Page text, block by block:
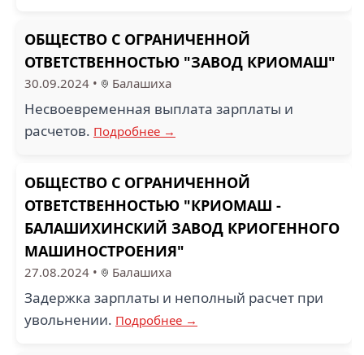
ОБЩЕСТВО С ОГРАНИЧЕННОЙ
ОТВЕТСТВЕННОСТЬЮ "ЗАВОД КРИОМАШ"
30.09.2024 • Балашиха
Несвоевременная выплата зарплаты и
расчетов. Подробнее →
ОБЩЕСТВО С ОГРАНИЧЕННОЙ
ОТВЕТСТВЕННОСТЬЮ "КРИОМАШ -
БАЛАШИХИНСКИЙ ЗАВОД КРИОГЕННОГО
МАШИНОСТРОЕНИЯ"
27.08.2024 • Балашиха
Задержка зарплаты и неполный расчет при
увольнении. Подробнее →